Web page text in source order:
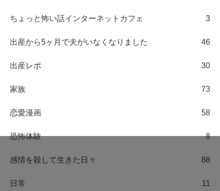
ちょっと怖い話インターネットカフェ 3
出産から5ヶ月で夫がいなくなりました 46
出産レポ 30
家族 73
恋愛漫画 58
恐怖体験 8
感情を殺して生きた日々 88
日常 11